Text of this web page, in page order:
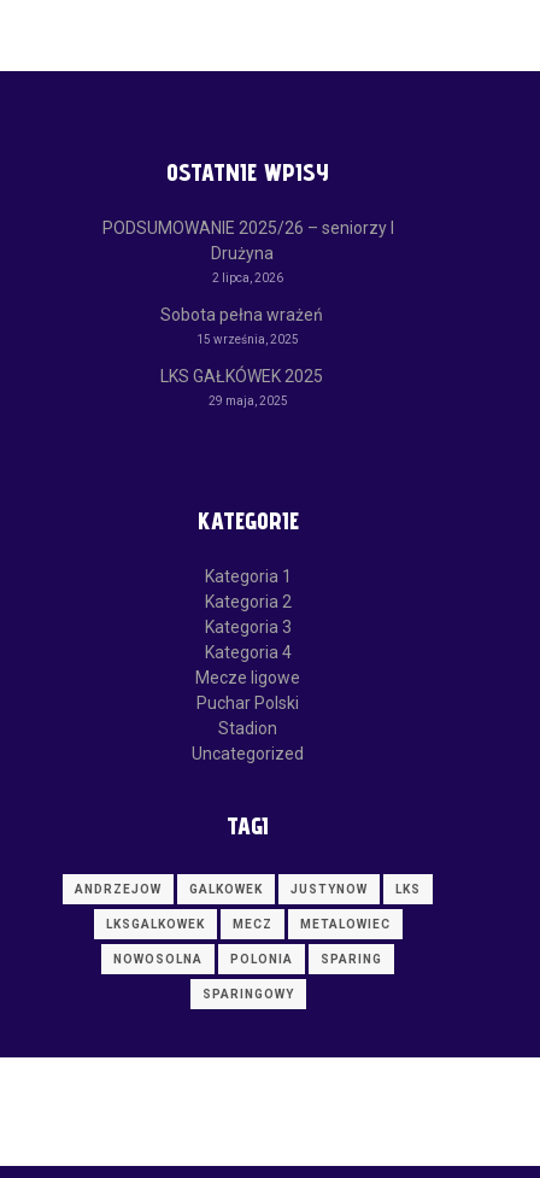
OSTATNIE WPISY
PODSUMOWANIE 2025/26 – seniorzy I
Drużyna
2 lipca, 2026
Sobota pełna wrażeń
15 września, 2025
LKS GAŁKÓWEK 2025
29 maja, 2025
KATEGORIE
Kategoria 1
Kategoria 2
Kategoria 3
Kategoria 4
Mecze ligowe
Puchar Polski
Stadion
Uncategorized
TAGI
ANDRZEJOW GALKOWEK JUSTYNOW LKS
LKSGALKOWEK MECZ METALOWIEC
NOWOSOLNA POLONIA SPARING
SPARINGOWY